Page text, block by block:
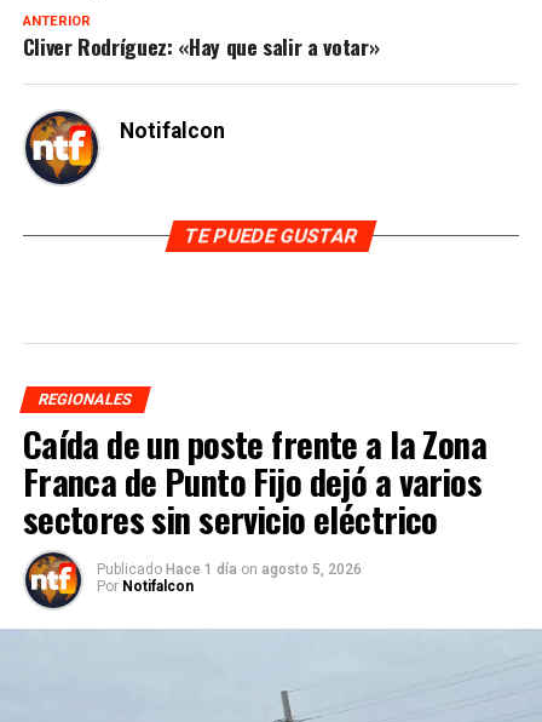
ANTERIOR
Cliver Rodríguez: «Hay que salir a votar»
Notifalcon
TE PUEDE GUSTAR
REGIONALES
Caída de un poste frente a la Zona
Franca de Punto Fijo dejó a varios
sectores sin servicio eléctrico
Publicado Hace 1 día on agosto 5, 2026
Por Notifalcon